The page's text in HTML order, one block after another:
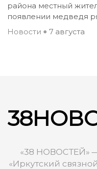
района местный
появлении медведя
Новости
7 августа
«38 НОВОСТЕЙ»
«Иркутский